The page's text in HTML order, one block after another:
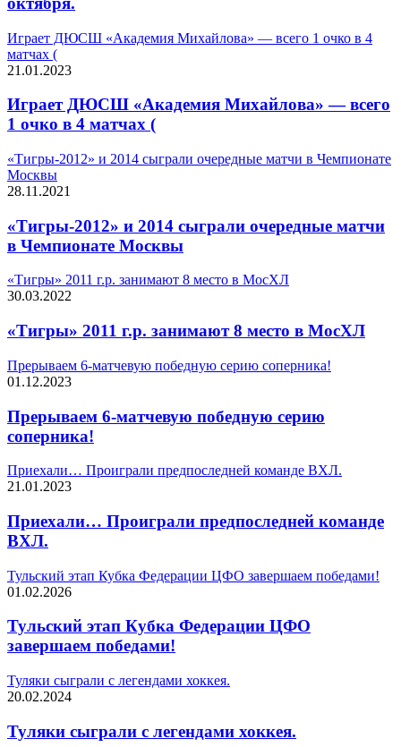
Играет ДЮСШ «Академия Михайлова» — всего 1 очко в 4
матчах (
21.01.2023
Играет ДЮСШ «Академия Михайлова» — всего
1 очко в 4 матчах (
«Тигры-2012» и 2014 сыграли очередные матчи в Чемпионате
Москвы
28.11.2021
«Тигры-2012» и 2014 сыграли очередные матчи
в Чемпионате Москвы
«Тигры» 2011 г.р. занимают 8 место в МосХЛ
30.03.2022
«Тигры» 2011 г.р. занимают 8 место в МосХЛ
Прерываем 6-матчевую победную серию соперника!
01.12.2023
Прерываем 6-матчевую победную серию
соперника!
Приехали… Проиграли предпоследней команде ВХЛ.
21.01.2023
Приехали… Проиграли предпоследней команде
ВХЛ.
Тульский этап Кубка Федерации ЦФО завершаем победами!
01.02.2026
Тульский этап Кубка Федерации ЦФО
завершаем победами!
Туляки сыграли с легендами хоккея.
20.02.2024
Туляки сыграли с легендами хоккея.